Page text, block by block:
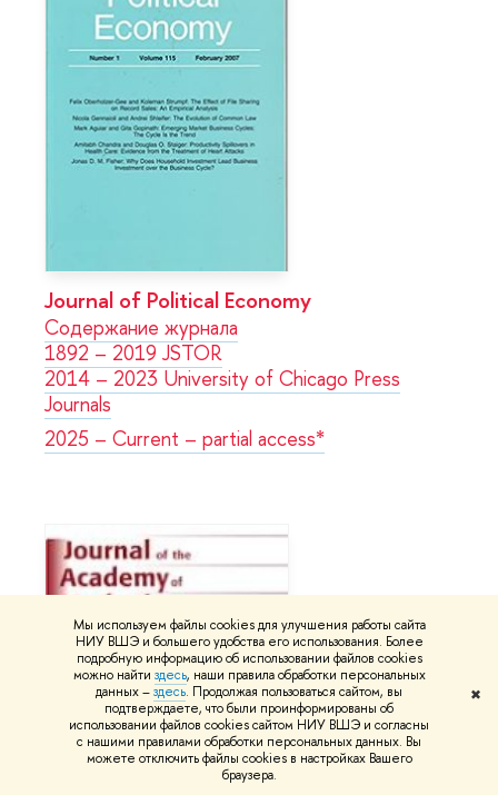
Мы используем файлы cookies для улучшения работы сайта
НИУ ВШЭ и большего удобства его использования. Более
подробную информацию об использовании файлов cookies
можно найти здесь, наши правила обработки персональных
данных –здесь. Продолжая пользоваться сайтом, вы
подтверждаете, что были проинформированы об
использовании файлов cookies сайтом НИУ ВШЭ и согласны
с нашими правилами обработки персональных данных. Вы
можете отключить файлы cookies в настройках Вашего
браузера.
✖
Journal of Political Economy
Содержание журнала
1892 – 2019 JSTOR
2014 – 2023 University of Chicago Press
Journals
2025 – Current – partial access*